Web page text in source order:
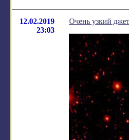
12.02.2019
23:03
Очень узкий